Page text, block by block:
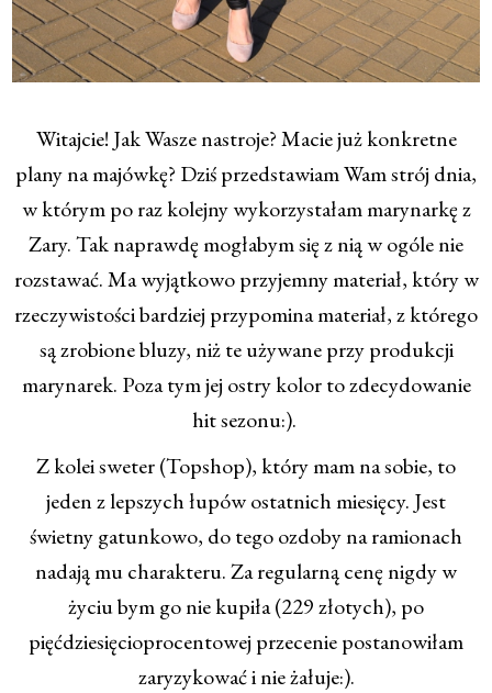
Witajcie! Jak Wasze nastroje? Macie już konkretne
plany na majówkę? Dziś przedstawiam Wam strój dnia,
w którym po raz kolejny wykorzystałam marynarkę z
Zary. Tak naprawdę mogłabym się z nią w ogóle nie
rozstawać. Ma wyjątkowo przyjemny materiał, który w
rzeczywistości bardziej przypomina materiał, z którego
są zrobione bluzy, niż te używane przy produkcji
marynarek. Poza tym jej ostry kolor to zdecydowanie
hit sezonu:).
Z kolei sweter (Topshop), który mam na sobie, to
jeden z lepszych łupów ostatnich miesięcy. Jest
świetny gatunkowo, do tego ozdoby na ramionach
nadają mu charakteru. Za regularną cenę nigdy w
życiu bym go nie kupiła (229 złotych), po
pięćdziesięcioprocentowej przecenie postanowiłam
zaryzykować i nie żałuje:).